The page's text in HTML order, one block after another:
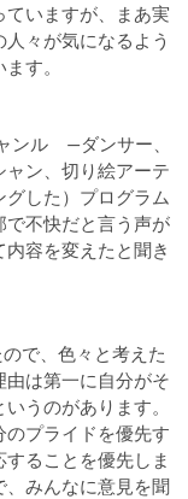
ていますが、まあ実
々が気になるよう
す。
ンル —ダンサー、
ン、切り絵アーテ
した）プログラム
で不快だと言う声が
容を変えたと聞き
で、色々と考えた
は第一に自分がそ
うのがあります。
プライドを優先す
ることを優先しま
、みんなに意見を聞